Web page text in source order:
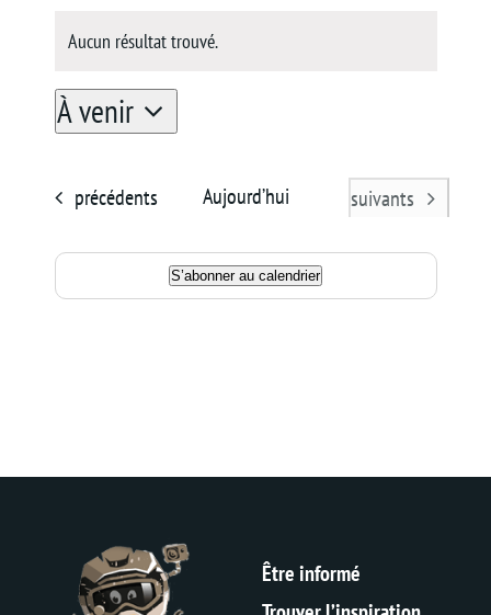
Rechercher:
Mon Compte
Notice
Aucun résultat trouvé.
À venir
Sélectionnez
date.
Évènements
précédents Aujourd’hui Évènements
suivants
S’abonner au calendrier
Être informé